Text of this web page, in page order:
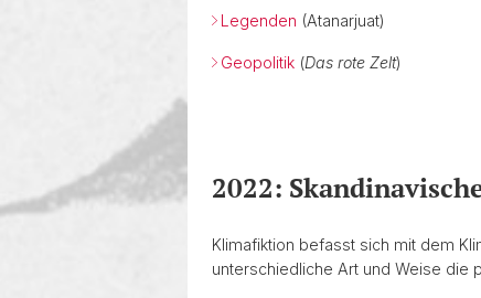
Legenden (Atanarjuat)
Geopolitik (Das rote Zelt)
2022:
Klimafiktion befasst sich mit dem
unterschiedliche Art und Weise die